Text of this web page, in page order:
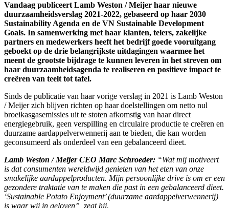
Vandaag publiceert Lamb Weston / Meijer haar nieuwe
duurzaamheidsverslag 2021-2022, gebaseerd op haar 2030
Sustainability Agenda en de VN Sustainable Development
Goals. In samenwerking met haar klanten, telers, zakelijke
partners en medewerkers heeft het bedrijf goede vooruitgang
geboekt op de drie belangrijkste uitdagingen waarmee het
meent de grootste bijdrage te kunnen leveren in het streven om
haar duurzaamheidsagenda te realiseren en positieve impact te
creëren van teelt tot tafel.
Sinds de publicatie van haar vorige verslag in 2021 is Lamb Weston
/ Meijer zich blijven richten op haar doelstellingen om netto nul
broeikasgasemissies uit te stoten afkomstig van haar direct
energiegebruik, geen verspilling en circulaire productie te creëren en
duurzame aardappelverwennerij aan te bieden, die kan worden
geconsumeerd als onderdeel van een gebalanceerd dieet.
Lamb Weston / Meijer CEO Marc Schroeder: “Wat mij motiveert
is dat consumenten wereldwijd genieten van het eten van onze
smakelijke aardappelproducten. Mijn persoonlijke drive is om er een
gezondere traktatie van te maken die past in een gebalanceerd dieet.
‘Sustainable Potato Enjoyment’ (duurzame aardappelverwennerij)
is waar wij in geloven”, zegt hij.